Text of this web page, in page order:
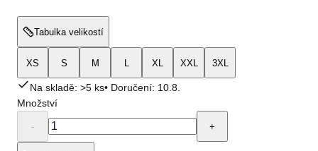
Tabulka velikostí
XS S M L XL XXL 3XL
Na skladě: >5 ks• Doručení: 10.8.
Množství
- +